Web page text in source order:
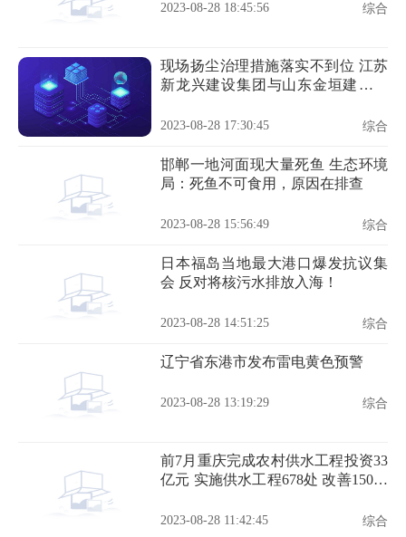
2023-08-28 18:45:56 综合
现场扬尘治理措施落实不到位 江苏
新龙兴建设集团与山东金垣建工违
2023-08-28 17:30:45 综合
邯郸一地河面现大量死鱼 生态环境
局：死鱼不可食用，原因在排查
2023-08-28 15:56:49 综合
日本福岛当地最大港口爆发抗议集
会 反对将核污水排放入海！
2023-08-28 14:51:25 综合
辽宁省东港市发布雷电黄色预警
2023-08-28 13:19:29 综合
前7月重庆完成农村供水工程投资33
亿元 实施供水工程678处 改善150万
2023-08-28 11:42:45 综合